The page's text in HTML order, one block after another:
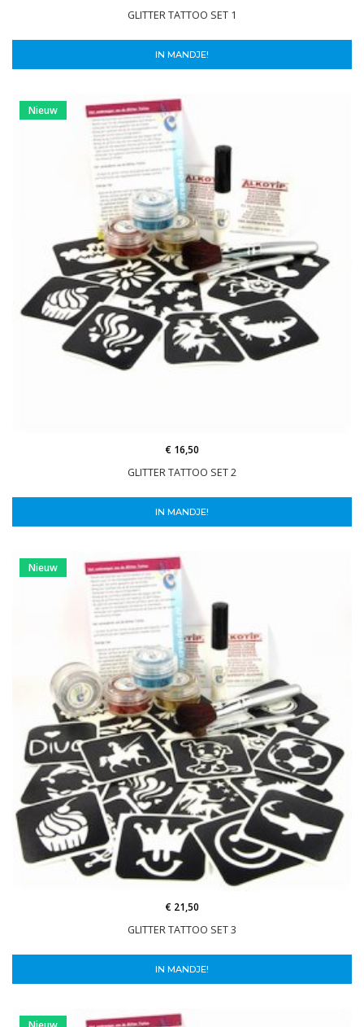
GLITTER TATTOO SET 1
IN MANDJE!
Nieuw
GLITTER TATTOO SET 2
€ 16,50
IN MANDJE!
Nieuw
GLITTER TATTOO SET 3
€ 21,50
IN MANDJE!